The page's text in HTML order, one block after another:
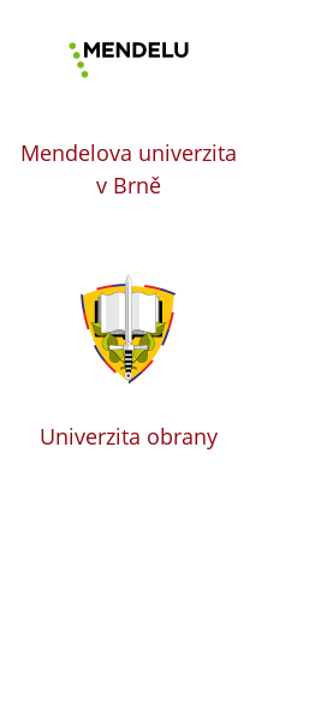
Mendelova univerzita
v Brně
Univerzita obrany